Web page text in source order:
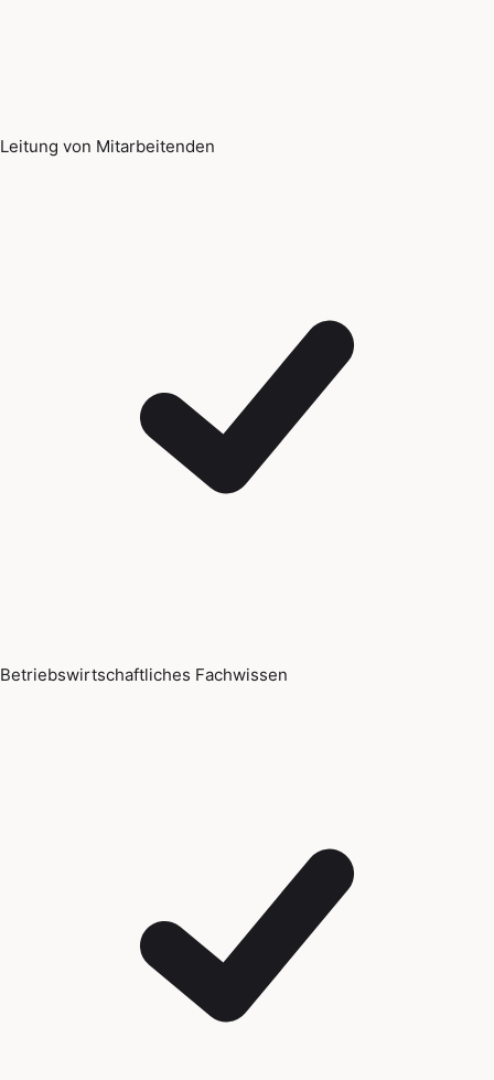
Leitung von Mitarbeitenden
Betriebswirtschaftliches Fachwissen